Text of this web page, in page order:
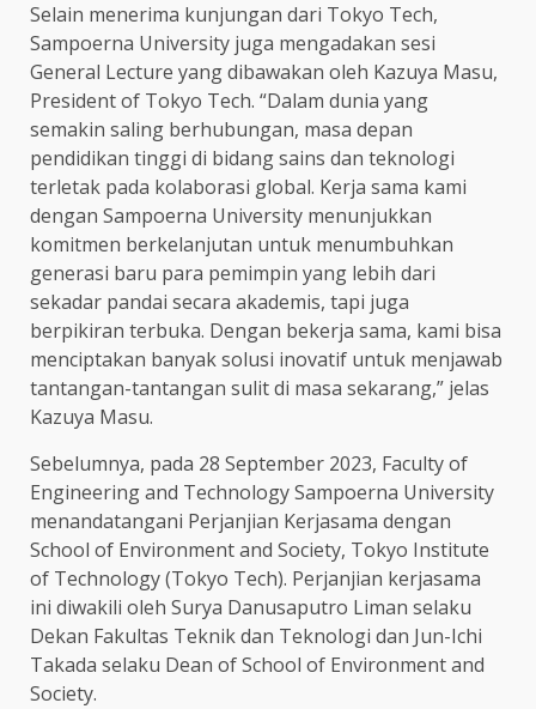
Selain menerima kunjungan dari Tokyo Tech,
Sampoerna University juga mengadakan sesi
General Lecture yang dibawakan oleh Kazuya Masu,
President of Tokyo Tech. “Dalam dunia yang
semakin saling berhubungan, masa depan
pendidikan tinggi di bidang sains dan teknologi
terletak pada kolaborasi global. Kerja sama kami
dengan Sampoerna University menunjukkan
komitmen berkelanjutan untuk menumbuhkan
generasi baru para pemimpin yang lebih dari
sekadar pandai secara akademis, tapi juga
berpikiran terbuka. Dengan bekerja sama, kami bisa
menciptakan banyak solusi inovatif untuk menjawab
tantangan-tantangan sulit di masa sekarang,” jelas
Kazuya Masu.
Sebelumnya, pada 28 September 2023, Faculty of
Engineering and Technology Sampoerna University
menandatangani Perjanjian Kerjasama dengan
School of Environment and Society, Tokyo Institute
of Technology (Tokyo Tech). Perjanjian kerjasama
ini diwakili oleh Surya Danusaputro Liman selaku
Dekan Fakultas Teknik dan Teknologi dan Jun-Ichi
Takada selaku Dean of School of Environment and
Society.